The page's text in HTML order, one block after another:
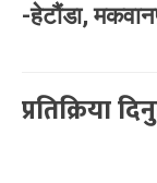
-हेटौंडा,
प्रतिक्रिया